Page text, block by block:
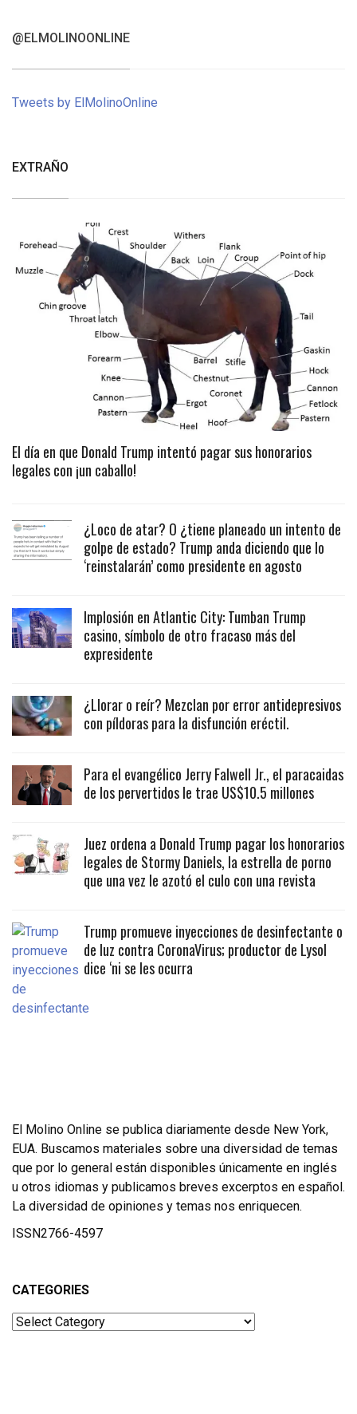
@ELMOLINOONLINE
Tweets by ElMolinoOnline
EXTRAÑO
El día en que Donald Trump intentó pagar sus honorarios
legales con ¡un caballo!
¿Loco de atar? O ¿tiene planeado un intento de
golpe de estado? Trump anda diciendo que lo
‘reinstalarán’ como presidente en agosto
Implosión en Atlantic City: Tumban Trump
casino, símbolo de otro fracaso más del
expresidente
¿Llorar o reír? Mezclan por error antidepresivos
con píldoras para la disfunción eréctil.
Para el evangélico Jerry Falwell Jr., el paracaidas
de los pervertidos le trae US$10.5 millones
Juez ordena a Donald Trump pagar los honorarios
legales de Stormy Daniels, la estrella de porno
que una vez le azotó el culo con una revista
Trump promueve inyecciones de desinfectante o
de luz contra CoronaVirus; productor de Lysol
dice ‘ni se les ocurra
El Molino Online se publica diariamente desde New York,
EUA. Buscamos materiales sobre una diversidad de temas
que por lo general están disponibles únicamente en inglés
u otros idiomas y publicamos breves excerptos en español.
La diversidad de opiniones y temas nos enriquecen.
ISSN2766-4597
CATEGORIES
Categories